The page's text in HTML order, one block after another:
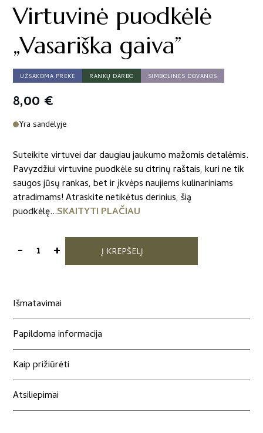
Virtuvinė puodkėlė
„Vasariška gaiva”
UŽSAKOMA PREKĖ RANKŲ DARBO SIMBOLINĖS DOVANOS
8,00 €
Yra sandėlyje
Suteikite virtuvei dar daugiau jaukumo mažomis detalėmis.
Pavyzdžiui virtuvine puodkėle su citrinų raštais, kuri ne tik
saugos jūsų rankas, bet ir įkvėps naujiems kulinariniams
atradimams! Atraskite netikėtus derinius, šią
puodkėlę...SKAITYTI PLAČIAU
-produkto
puodkėlė
gaiva"
+ Į KREPŠELĮ
Išmatavimai
Papildoma informacija
Kaip prižiūrėti
Atsiliepimai